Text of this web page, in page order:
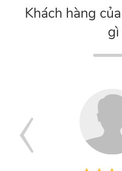
Khách hàng
gì